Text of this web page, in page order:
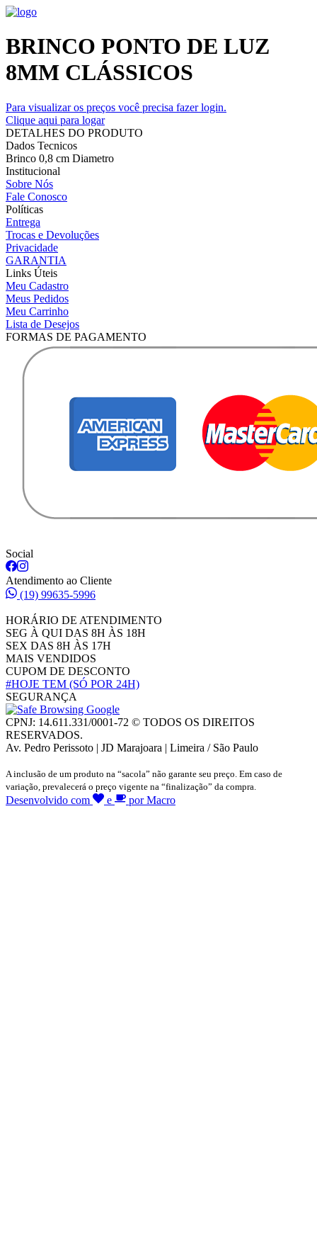
BRINCO PONTO DE LUZ
8MM CLÁSSICOS
Para visualizar os preços você precisa fazer login.
Clique aqui para logar
DETALHES DO PRODUTO
Dados Tecnicos
Brinco 0,8 cm Diametro
Institucional
Sobre Nós
Fale Conosco
Políticas
Entrega
Trocas e Devoluções
Privacidade
GARANTIA
Links Úteis
Meu Cadastro
Meus Pedidos
Meu Carrinho
Lista de Desejos
FORMAS DE PAGAMENTO
Social
Atendimento ao Cliente
(19) 99635-5996
HORÁRIO DE ATENDIMENTO
SEG À QUI DAS 8H ÀS 18H
SEX DAS 8H ÀS 17H
MAIS VENDIDOS
CUPOM DE DESCONTO
#HOJE TEM (SÓ POR 24H)
SEGURANÇA
CPNJ: 14.611.331/0001-72 © TODOS OS DIREITOS
RESERVADOS.
Av. Pedro Perissoto | JD Marajoara | Limeira / São Paulo
A inclusão de um produto na “sacola” não garante seu preço. Em caso de
variação, prevalecerá o preço vigente na “finalização” da compra.
Desenvolvido com e por Macro